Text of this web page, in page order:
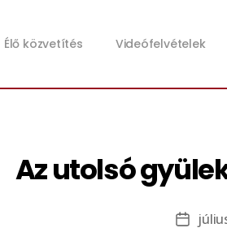
Élő közvetítés Videófelvételek
Az utolsó